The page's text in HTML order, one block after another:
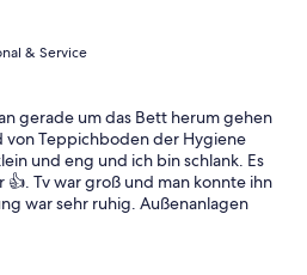
& Service
gerade um das Bett herum gehen
von Teppichboden der Hygiene
und eng und ich bin schlank. Es
👍. Tv war groß und man konnte ihn
war sehr ruhig. Außenanlagen